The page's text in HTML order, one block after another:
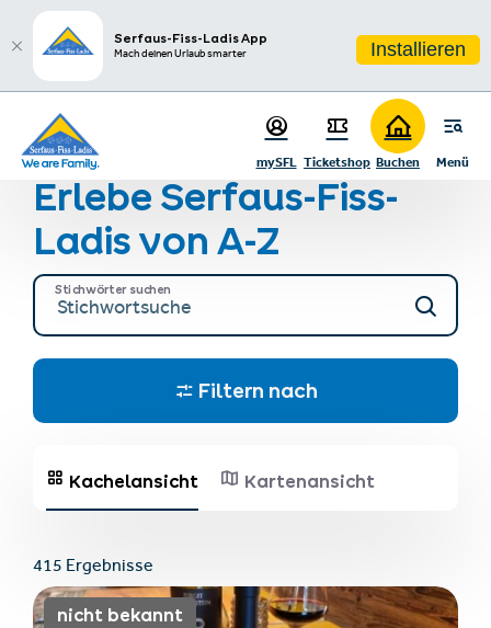
Serfaus-Fiss-Ladis App
Mach deinen Urlaub smarter Installieren
Zum Hauptinhalt springen
Zum Inhaltsverzeichnis springen
Zur Hauptnavigation springen
sr.table-of-contents
Serfaus-Fiss-Ladis erleben!
Menü
mySFL Ticketshop Buchen
Startseite Restaurants, Geschäfte & mehr
Erlebe Serfaus-Fiss-
Ladis von A-Z
Stichwörter suchen
Filtern nach
415 Ergebnisse
Kachelansicht Kartenansicht
nicht bekannt